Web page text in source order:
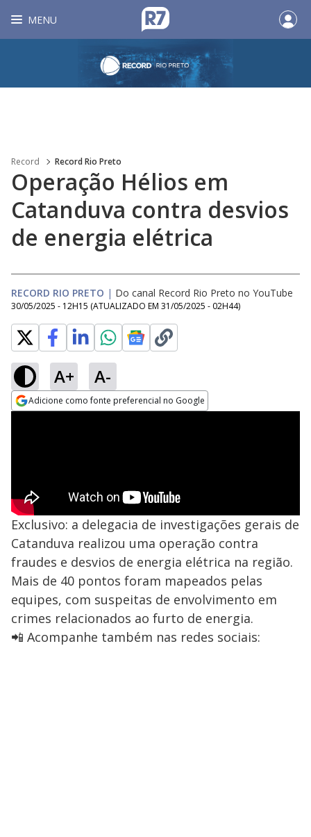
MENU
Record Record Rio Preto
Operação Hélios em
Catanduva contra desvios
de energia elétrica
RECORD RIO PRETO | Do canal Record Rio Preto no YouTube
30/05/2025 - 12H15 (ATUALIZADO EM 31/05/2025 - 02H44)
A+ A-
Adicione como fonte preferencial no Google
Exclusivo: a delegacia de investigações gerais de
Catanduva realizou uma operação contra
fraudes e desvios de energia elétrica na região.
Mais de 40 pontos foram mapeados pelas
equipes, com suspeitas de envolvimento em
crimes relacionados ao furto de energia.
📲 Acompanhe também nas redes sociais: